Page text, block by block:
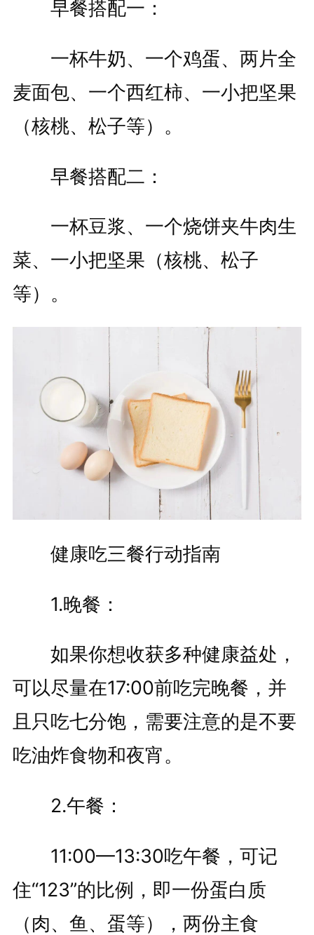
早餐搭配一：
一杯牛奶、一个鸡蛋、两片全
麦面包、一个西红柿、一小把坚果
（核桃、松子等）。
早餐搭配二：
一杯豆浆、一个烧饼夹牛肉生
菜、一小把坚果（核桃、松子
等）。
健康吃三餐行动指南
1.晚餐：
如果你想收获多种健康益处，
可以尽量在17:00前吃完晚餐，并
且只吃七分饱，需要注意的是不要
吃油炸食物和夜宵。
2.午餐：
11:00—13:30吃午餐，可记
住“123”的比例，即一份蛋白质
（肉、鱼、蛋等），两份主食